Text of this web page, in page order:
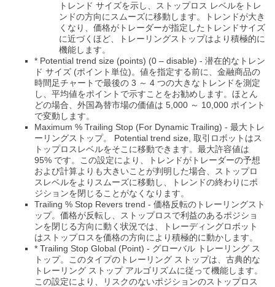
トレンド サイズを示し、ストップロス レベルをトレ
ンドの方向にスムーズに移動します。トレンドが大き
くなり、価格がトレーダーが指定したトレンドサイズ
に近づくほど、トレーリングストップはより積極的に
機能します。
* Potential trend size (points) (0 – disable) - 潜在的なトレン
ド サイズ (ポイント単位)。値を指定する前に、金融商品の
時間足チャートで最後の 3 ～ 4 つの大きなトレンドを測定
し、平均値をポイントで示すことをお勧めします。ほとん
どの場合、外国為替市場の価値は 5,000 ～ 10,000 ポイント
で変動します。
Maximum % Trailing Stop (For Dynamic Trailing) - 最大トレ
ーリングストップ。 Potential trend size, 取引ロボットはス
トップロスレベルをそこに移動できます。最大許容値は
95% です。この設定により、トレンドがトレーダーの予想
および計算よりも大きいことが判明した場合、ストップロ
スレベルをよりスムーズに移動し、トレンドの終わりにポ
ジションを閉じることがなくなります。
Trailing % Stop Revers trend - 価格反転のトレーリングスト
ップ。価格が反転し、ストップロスで利益のあるポジショ
ンを閉じる方向に動く状況では、トレーディングロボット
はストップロスを価格の方向により積極的に動かします。
* Trailing Stop Global (Point) - グローバル トレーリング ス
トップ。このタイプのトレーリング ストップは、古典的な
トレーリング ストップ アルゴリズムに従って機能します。
この設定により、リスクのないポジションのストップロス